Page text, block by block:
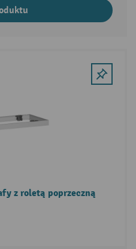
z roletą poprzeczną